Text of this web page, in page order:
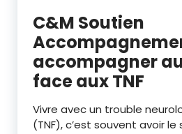
C&M Soutien
accompagner
face aux TNF
Vivre avec un trouble
(TNF), c’est souvent avoir